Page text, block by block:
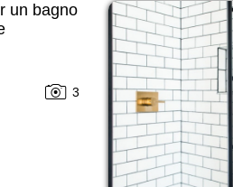
un bagno
3